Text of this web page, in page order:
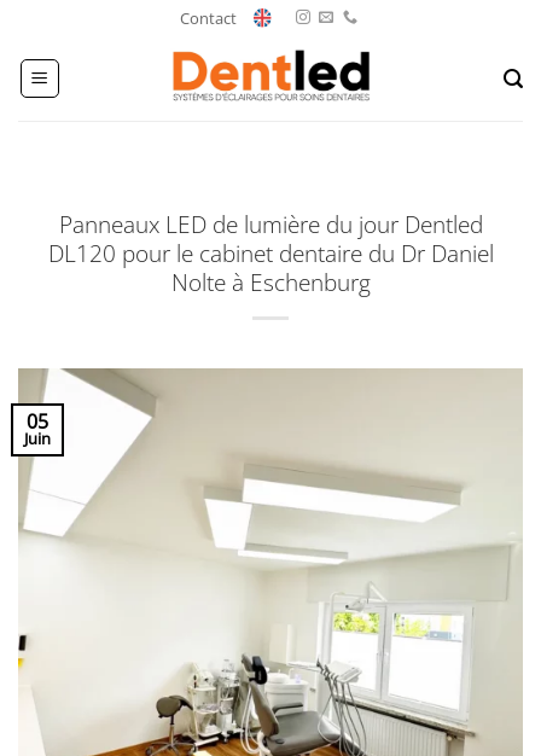
contenu
Contact
Panneaux LED de lumière du jour Dentled
DL120 pour le cabinet dentaire du Dr Daniel
Nolte à Eschenburg
05
Juin